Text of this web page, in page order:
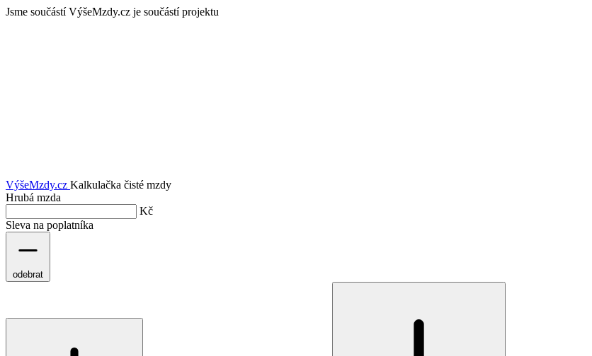
Jsme součástí VýšeMzdy.cz je součástí projektu
VýšeMzdy.cz Kalkulačka čisté mzdy
Hrubá mzda
Kč
Sleva na poplatníka
odebrat